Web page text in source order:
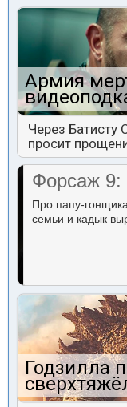
Армия
Через Батисту
просит
Форсаж 9:
Про папу-
семьи и кадык
Годзилла